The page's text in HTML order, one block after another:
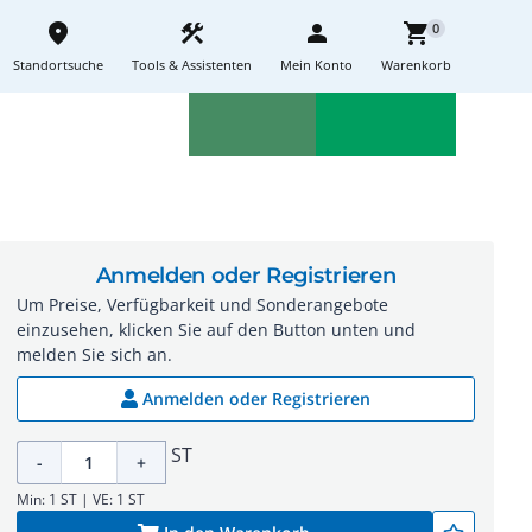
place
Standortsuche
construction
Tools & Assistenten
person
Mein Konto
shopping_cart0
Warenkorb
Anmelden oder Registrieren
Um Preise, Verfügbarkeit und Sonderangebote
einzusehen, klicken Sie auf den Button unten und
melden Sie sich an.
Anmelden oder Registrieren
- + ST
Min: 1 ST | VE: 1 ST